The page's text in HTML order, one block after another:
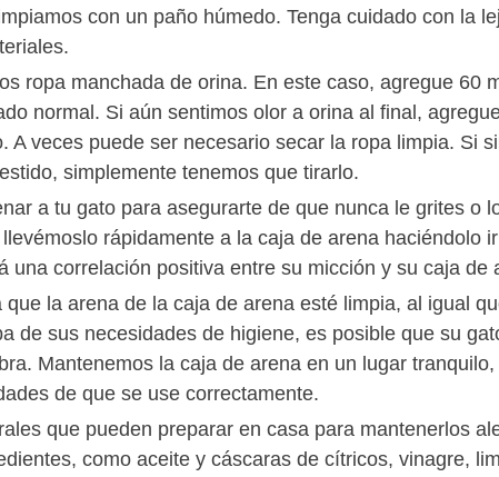
con un paño húmedo. Tenga cuidado con la
ropa manchada de orina. En este caso, agregue 60
normal. Si aún sentimos olor a orina al final,
A veces puede ser necesario secar la ropa limpia. Si
simplemente tenemos que tirarlo.
a tu gato para asegurarte de que nunca le grites o
rápidamente a la caja de arena haciéndolo
una correlación positiva entre su micción y su caja de
que la arena de la caja de arena esté limpia, al igual
de sus necesidades de higiene, es posible que su
Mantenemos la caja de arena en un lugar
de que se use correctamente.
que pueden preparar en casa para mantenerlos
como aceite y cáscaras de cítricos, vinagre,